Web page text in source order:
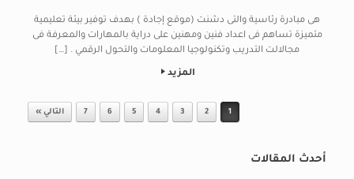
هى مبادرة رئاسية والتى دشنت (موقع إجادة ) بهدف توفير بيئة تعليمية
متميزة تساهم فى اعداد فنين ومهنين على دراية بالمهارات والمعرفة فى
مجالالت التدريب وتكنولوجيا المعلومات والتحول الرقمي . […]
المزيد
1
2
3
4
5
6
7 التالي »
أحدث المقالات